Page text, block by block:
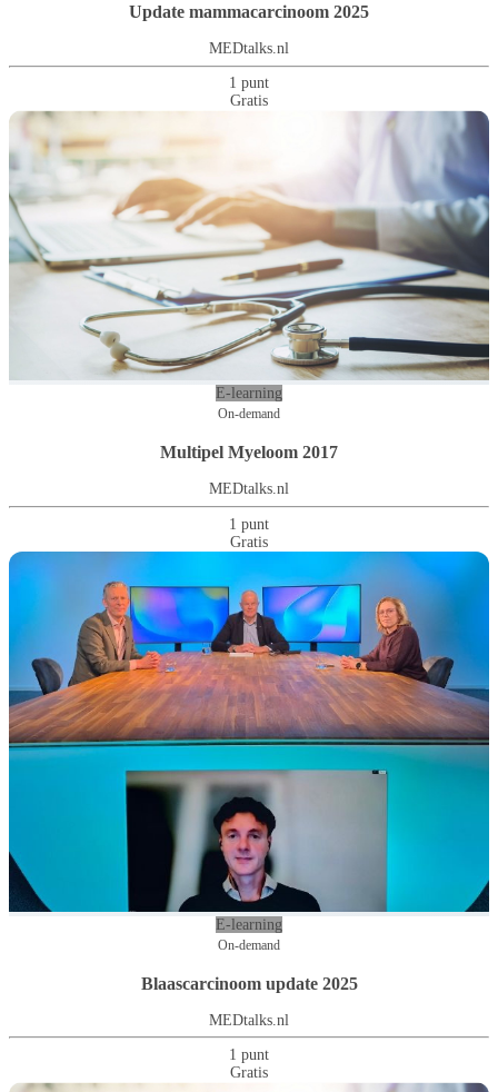
Update mammacarcinoom 2025
MEDtalks.nl
1 punt
Gratis
E-learning
On-demand
Multipel Myeloom 2017
MEDtalks.nl
1 punt
Gratis
E-learning
On-demand
Blaascarcinoom update 2025
MEDtalks.nl
1 punt
Gratis